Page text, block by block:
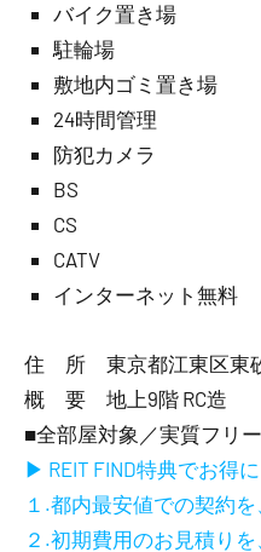
バイク置き場
駐輪場
敷地内ゴミ置き場
24時間管理
防犯カメラ
BS
CS
CATV
インターネット無料
住 所 東京都江東区東
概 要 地上9階 RC造
■全部屋対象／実質フリ
▶ REIT FIND特典でお得
１.都内最安値での契約
２.初期費用のお見積り